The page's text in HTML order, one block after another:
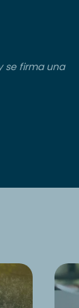
se firma una